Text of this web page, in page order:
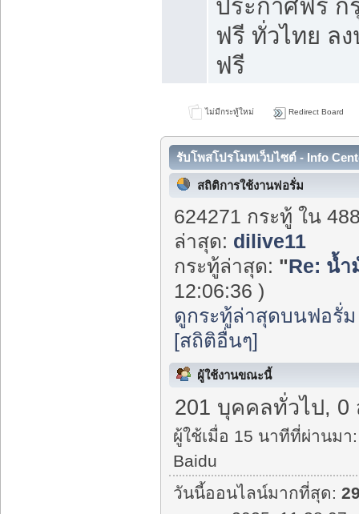
ประกาศฟรี ก
ฟรี ทั่วไทย ล
ฟรี
ไม่มีกระทู้ใหม่ Redirect Board
รับโพสโปรโมทเว็บไซต์ - Info
สถิติการใช้งานฟอรั่ม
624271 กระทู้ ใน
ล่าสุด: dilive11
กระทู้ล่าสุด: "Re: น้ำ
12:06:36 )
ดูกระทู้ล่าสุดบนฟอรั่ม
[สถิติอื่นๆ]
ผู้ใช้งานขณะนี้
201 บุคคลทั่วไป, 0
ผู้ใช้เมื่อ 15 นาทีที่ผ่านมา:
Baidu
วันนี้ออนไลน์มากที่สุด: